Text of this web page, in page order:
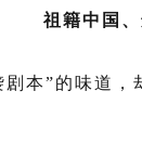
祖籍中国
本”的味道，